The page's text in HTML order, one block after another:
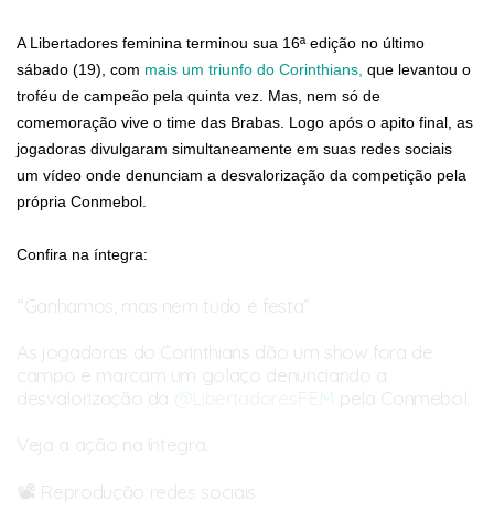
A Libertadores feminina terminou sua 16ª edição no último
sábado (19), com mais um triunfo do Corinthians, que levantou o
troféu de campeão pela quinta vez. Mas, nem só de
comemoração vive o time das Brabas. Logo após o apito final, as
jogadoras divulgaram simultaneamente em suas redes sociais
um vídeo onde denunciam a desvalorização da competição pela
própria Conmebol.
Confira na íntegra:
“Ganhamos, mas nem tudo é festa”
As jogadoras do Corinthians dão um show fora de
campo e marcam um golaço denunciando a
desvalorização da @LibertadoresFEM pela Conmebol.
Veja a ação na íntegra.
📽️ Reprodução redes sociais